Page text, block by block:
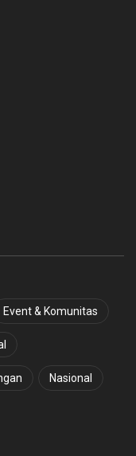
Event & Komunitas
Nasional